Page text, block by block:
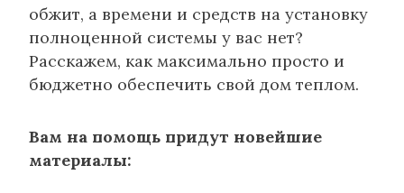
обжит, а времени и средств на установку
полноценной системы у вас нет?
Расскажем, как максимально просто и
бюджетно обеспечить свой дом теплом.
Вам на помощь придут новейшие
материалы: